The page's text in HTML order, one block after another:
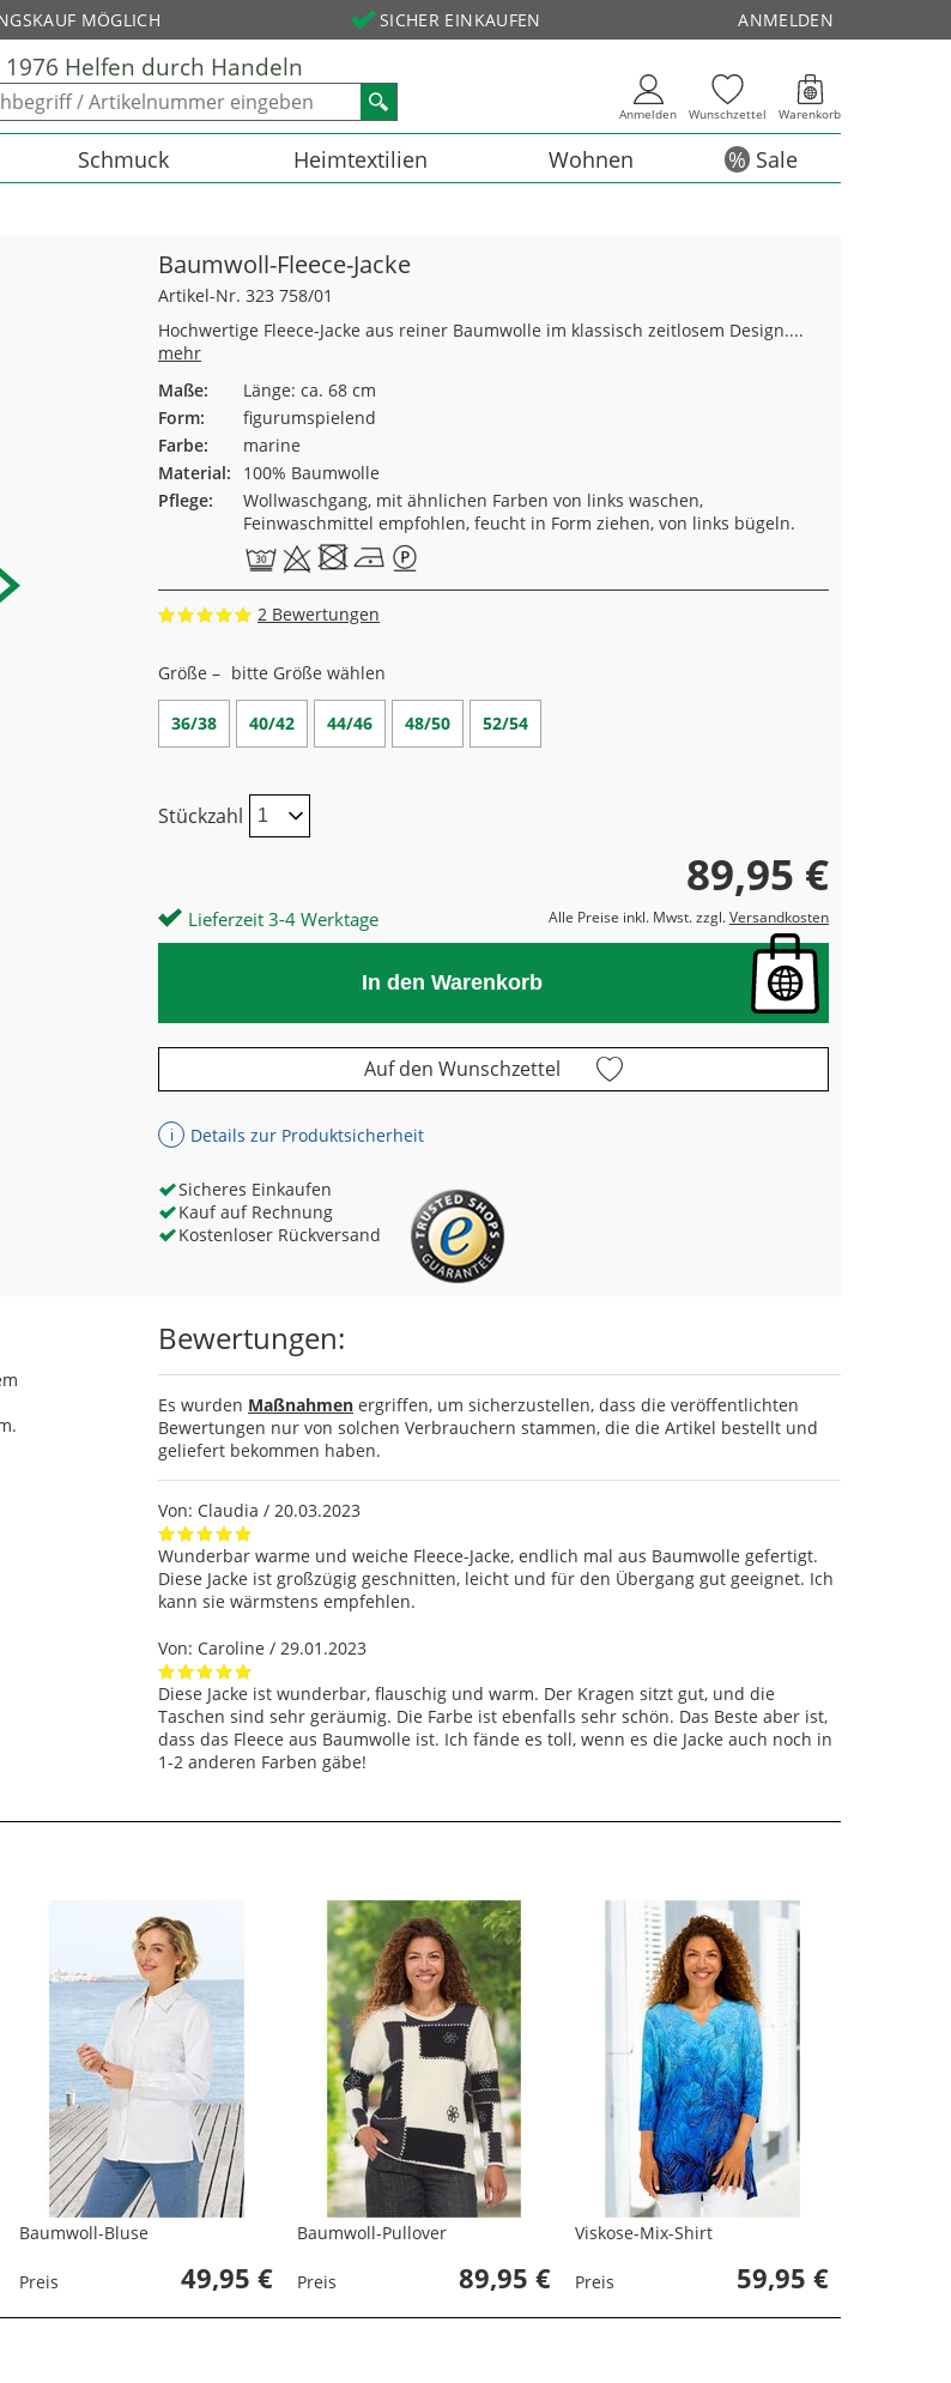
MÖGLICH SICHER EINKAUFEN ANMELDEN
1976 Helfen durch Handeln
Anmelden Wunschzettel Warenkorb
Schmuck Heimtextilien Wohnen Sale
Baumwoll-Fleece-Jacke
Artikel-Nr. 323 758/01
2
Hochwertige Fleece-Jacke aus reiner Baumwolle im klassisch zeitlosem Design....
mehr
Größe – bitte Größe wählen
36/38 40/42 44/46 48/50 52/54
Stückzahl
89,95 €
Alle Preise inkl. Mwst. zzgl.Versandkosten
Lieferzeit 3-4 Werktage
In den Warenkorb
Auf den Wunschzettel
ℹ Details zur Produktsicherheit
Sicheres Einkaufen
Kauf auf Rechnung
Kostenloser Rückversand
Maße:
Länge: ca. 68 cm
Form:
figurumspielend
Farbe:
marine
Material:
100% Baumwolle
Pflege:
Wollwaschgang, mit ähnlichen Farben von links waschen,
Feinwaschmittel empfohlen, feucht in Form ziehen, von links bügeln.
Bewertungen:
Es wurden Maßnahmen ergriffen, um sicherzustellen, dass die veröffentlichten
Bewertungen nur von solchen Verbrauchern stammen, die die Artikel bestellt und
geliefert bekommen haben.
Von: Claudia / 20.03.2023
Wunderbar warme und weiche Fleece-Jacke, endlich mal aus Baumwolle gefertigt.
Diese Jacke ist großzügig geschnitten, leicht und für den Übergang gut geeignet. Ich
kann sie wärmstens empfehlen.
Von: Caroline / 29.01.2023
Diese Jacke ist wunderbar, flauschig und warm. Der Kragen sitzt gut, und die
Taschen sind sehr geräumig. Die Farbe ist ebenfalls sehr schön. Das Beste aber ist,
dass das Fleece aus Baumwolle ist. Ich fände es toll, wenn es die Jacke auch noch in
1-2 anderen Farben gäbe!
Baumwoll-Bluse
Preis 49,95 €
Baumwoll-Pullover
Preis 89,95 €
Viskose-Mix-Shirt
Preis 59,95 €